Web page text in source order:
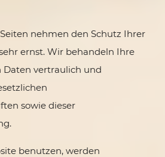
nehmen den Schutz Ihrer
ernst. Wir behandeln Ihre
Daten vertraulich und
sowie dieser
benutzen, werden